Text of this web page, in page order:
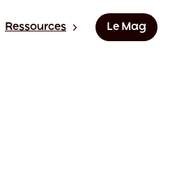
Ressources Le Mag